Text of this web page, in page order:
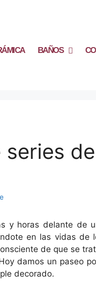
BAÑOS
series
y horas delante de
en las vidas de
de que se
damos un paseo
decorado.